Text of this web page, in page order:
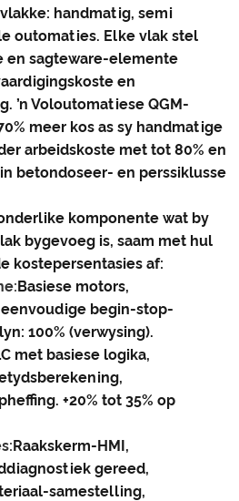
handmatig, semi
outomaties. Elke vlak stel
en sagteware-elemente
en
’n Voloutomatiese QGM-
meer kos as sy handmatige
arbeidskoste met tot 80% en
betondoseer- en perssiklusse
komponente wat by
bygevoeg is, saam met hul
kostepersentasies af:
Basiese motors,
begin-stop-
100% (verwysing).
met basiese logika,
+20% tot 35% op
Raakskerm-HMI,
gereed,
samestelling,